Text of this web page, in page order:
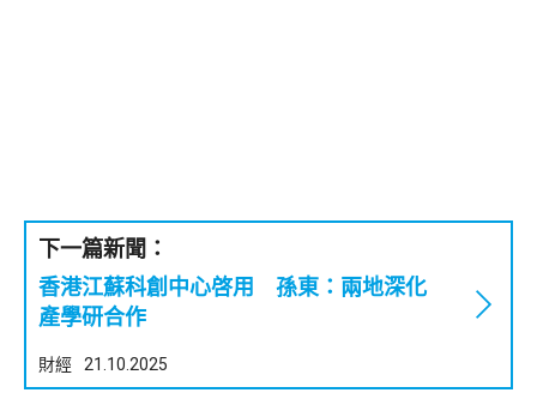
下一篇新聞：
香港江蘇科創中心啓用 孫東：兩地深化
產學研合作
財經 21.10.2025